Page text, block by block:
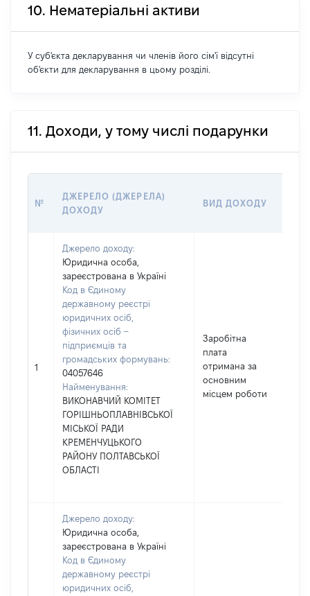
10. Нематеріальні активи
У суб'єкта декларування чи членів його сім'ї відсутні
об'єкти для декларування в цьому розділі.
11. Доходи, у тому числі подарунки
№
ДЖЕРЕЛО (ДЖЕРЕЛА)
ДОХОДУ
ВИД ДОХОДУ
1
Джерело доходу:
Юридична особа,
зареєстрована в Україні
Код в Єдиному
державному реєстрі
юридичних осіб,
фізичних осіб –
підприємців та
громадських формувань:
04057646
Найменування:
ВИКОНАВЧИЙ КОМІТЕТ
ГОРІШНЬОПЛАВНІВСЬКОЇ
МІСЬКОЇ РАДИ
КРЕМЕНЧУЦЬКОГО
РАЙОНУ ПОЛТАВСЬКОЇ
ОБЛАСТІ
Заробітна
плата
отримана за
основним
місцем роботи
Джерело доходу:
Юридична особа,
зареєстрована в Україні
Код в Єдиному
державному реєстрі
юридичних осіб,